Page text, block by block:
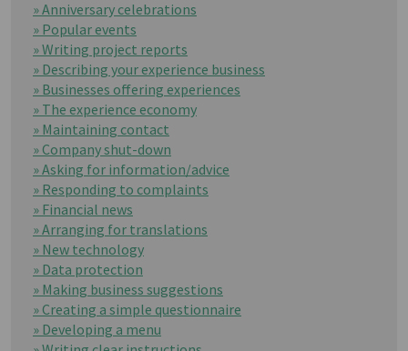
» Anniversary celebrations
» Popular events
» Writing project reports
» Describing your experience business
» Businesses offering experiences
» The experience economy
» Maintaining contact
» Company shut-down
» Asking for information/advice
» Responding to complaints
» Financial news
» Arranging for translations
» New technology
» Data protection
» Making business suggestions
» Creating a simple questionnaire
» Developing a menu